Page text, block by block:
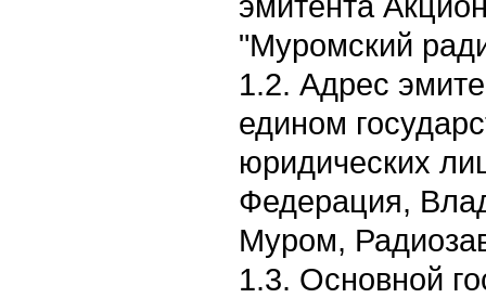
"Муромский
1.2. Адрес
едином
юридических
Федерация,
Муром,
1.3. Основной